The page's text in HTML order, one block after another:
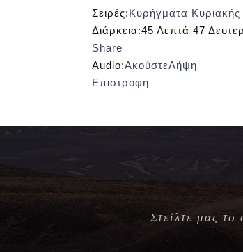
Σειρές:Κυρήγματα Κυριακής
Διάρκεια:45 Λεπτά 47
Share
Audio:ΑκούστεΛήψη
Επιστροφή
Στείλτε μας